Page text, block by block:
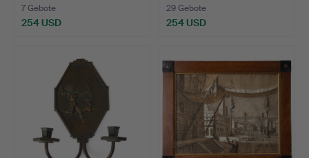
7 Gebote
254 USD
29 Gebote
254 USD